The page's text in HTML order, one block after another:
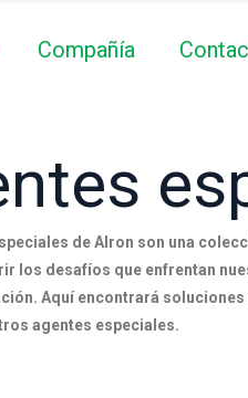
Compañía
de Alron son una
los desafíos que enfrentan
Aquí encontrará
agentes especiales.